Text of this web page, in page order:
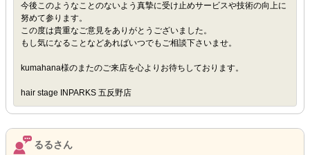
今後このようなことのないよう真摯に受け止めサービスや技術の向上に
努めて参ります。
この度は貴重なご意見をありがとうございました。
もし気になることなどあればいつでもご相談下さいませ。
kumahana様のまたのご来店を心よりお待ちしております。
hair stage INPARKS 五反野店
るるさん